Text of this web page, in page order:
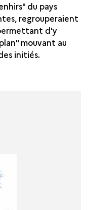
du pays
regrouperaient
d'y
mouvant au
initiés.